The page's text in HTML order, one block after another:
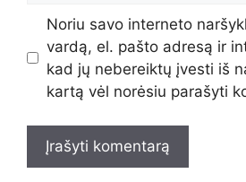
Noriu savo interneto
vardą, el. pašto adresą ir
kad jų nebereiktų įvesti iš
kartą vėl norėsiu parašyti